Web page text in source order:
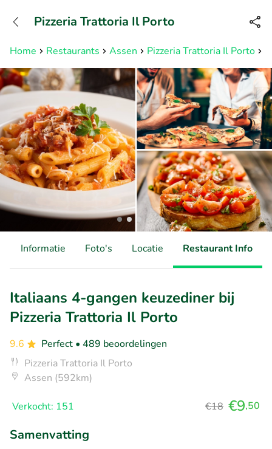
Bereikbaar tot 23:00 uur
Home Restaurants Assen Pizzeria Trattoria Il Porto
Pizzeria Trattoria Il Porto
Informatie Foto's Locatie Restaurant Info
Italiaans 4-gangen keuzediner bij
Pizzeria Trattoria Il Porto
9.6 Perfect • 489 beoordelingen
Pizzeria Trattoria Il Porto
Assen (592km)
Verkocht: 151 €18 €9,50
Samenvatting